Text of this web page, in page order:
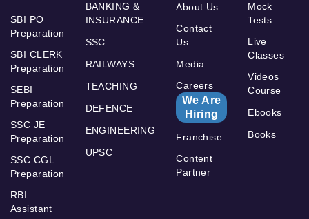
SBI PO
Preparation
SBI CLERK
Preparation
SEBI
Preparation
SSC JE
Preparation
SSC CGL
Preparation
RBI
Assistant
BANKING &
INSURANCE
SSC
RAILWAYS
TEACHING
DEFENCE
ENGINEERING
UPSC
About Us
Contact
Us
Media
Careers
We Are
Hiring
Franchise
Content
Partner
Mock
Tests
Live
Classes
Videos
Course
Ebooks
Books